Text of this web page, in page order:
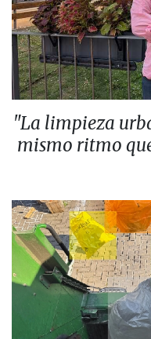
"La limpieza
mismo ritmo